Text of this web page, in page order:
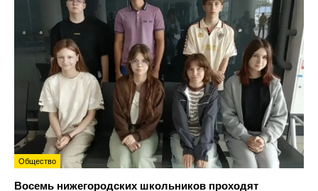
Общество
Восемь нижегородских школьников проходят